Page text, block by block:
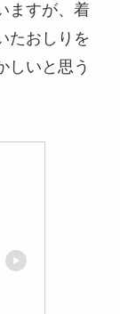
ますが、着
たおしりを
しいと思う